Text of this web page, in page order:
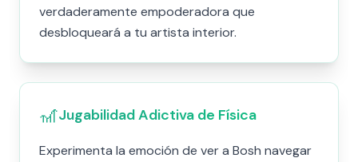
verdaderamente empoderadora que
desbloqueará a tu artista interior.
🎢Jugabilidad Adictiva de Física
Experimenta la emoción de ver a Bosh navegar